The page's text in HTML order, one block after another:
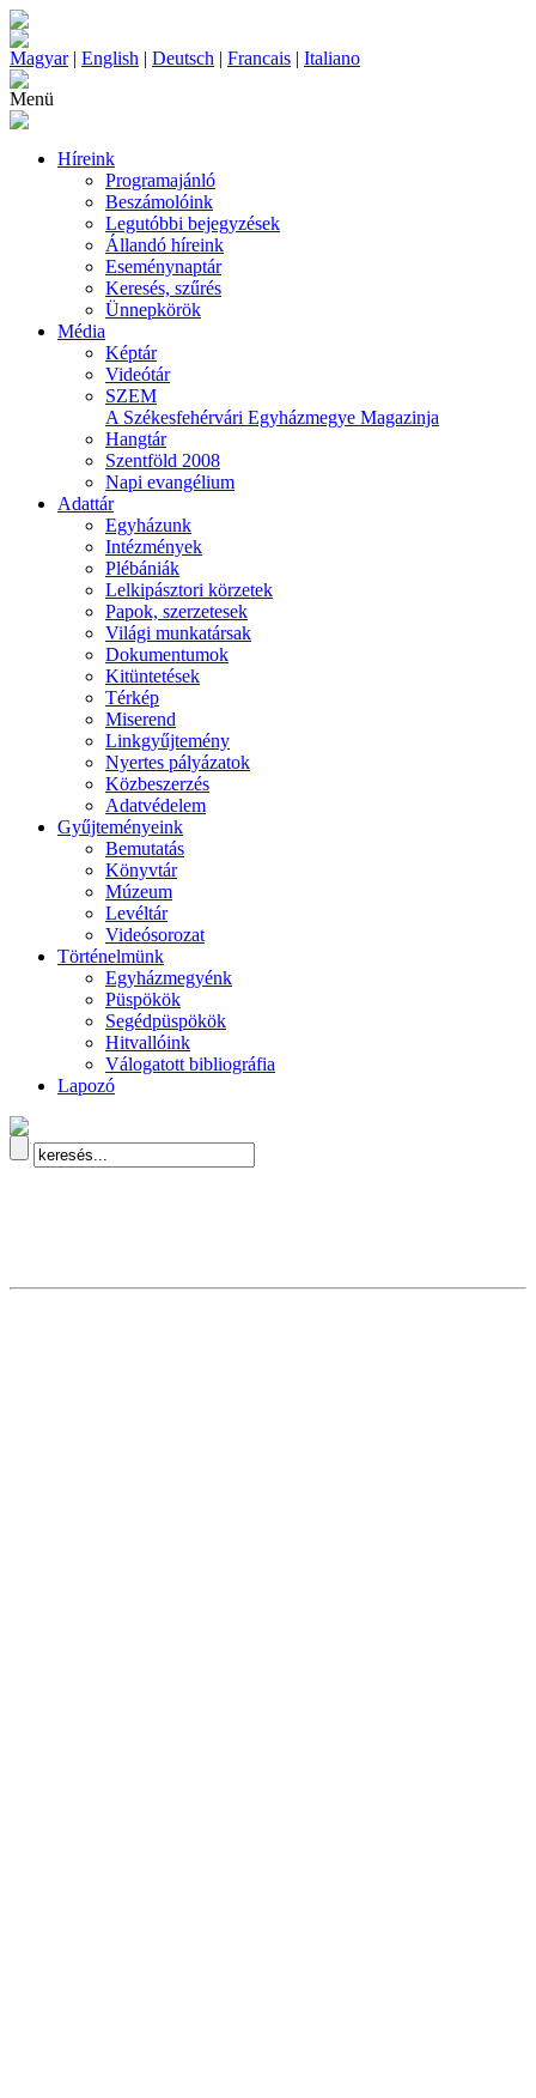
Magyar| English | Deutsch | Francais | Italiano
Menü
Híreink
Programajánló
Beszámolóink
Legutóbbi bejegyzések
Állandó híreink
Eseménynaptár
Keresés, szűrés
Ünnepkörök
Média
Képtár
Videótár
SZEM
A Székesfehérvári Egyházmegye Magazinja
Hangtár
Szentföld 2008
Napi evangélium
Adattár
Egyházunk
Intézmények
Plébániák
Lelkipásztori körzetek
Papok, szerzetesek
Világi munkatársak
Dokumentumok
Kitüntetések
Térkép
Miserend
Linkgyűjtemény
Nyertes pályázatok
Közbeszerzés
Adatvédelem
Gyűjteményeink
Bemutatás
Könyvtár
Múzeum
Levéltár
Videósorozat
Történelmünk
Egyházmegyénk
Püspökök
Segédpüspökök
Hitvallóink
Válogatott bibliográfia
Lapozó